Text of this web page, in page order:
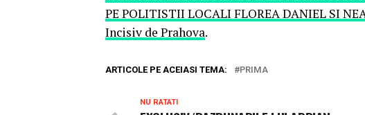
PE POLITISTII LOCALI FLOREA DANIEL SI
Incisiv de Prahova.
ARTICOLE PE ACEIASI TEMA: PRIMA
NU RATATI